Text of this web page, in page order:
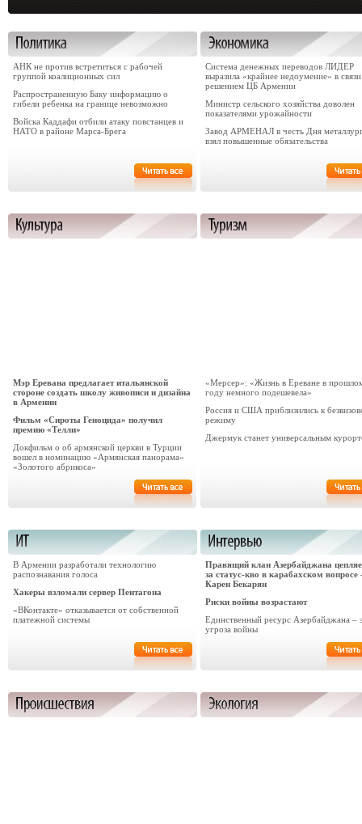
АНК не против встретиться с рабочей
группой коалиционных сил
Распространенную Баку информацию о
гибели ребенка на границе невозможно
Войска Каддафи отбили атаку повстанцев и
НАТО в районе Марса-Брега
Система денежных переводов ЛИДЕР
выразила «крайнее недоумение» в
решением ЦБ Армении
Министр сельского хозяйства доволен
показателями урожайности
Завод АРМЕНАЛ в честь Дня
взял повышенные обязательства
Мэр Еревана предлагает итальянской
стороне создать школу живописи и дизайна
в Армении
Фильм «Сироты Геноцида» получил
премию «Телли»
Докфильм о об армянской церкви в Турции
вошел в номинацию «Армянская панорама»
«Золотого абрикоса»
«Мерсер»: «Жизнь в Ереване в
году немного подешевела»
Россия и США приблизились к
режиму
Джермук станет универсальным
В Армении разработали технологию
распознавания голоса
Хакеры взломали сервер Пентагона
«ВКонтакте» отказывается от собственной
платежной системы
Правящий клан Азербайджана
за статус-кво в карабахском вопросе
Карен Бекарян
Риски войны возрастают
Единственный ресурс Азербайджана –
угроза войны